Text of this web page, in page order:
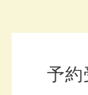
予約